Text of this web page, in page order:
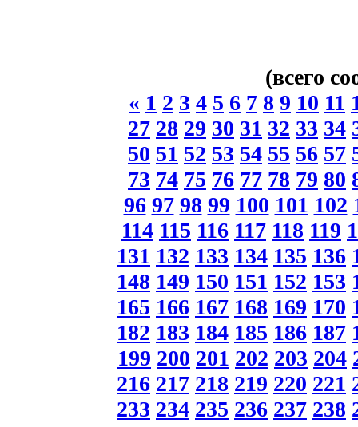
(всего
« 1 2 3 4 5 6 7 8 9 10 11
27 28 29 30 31 32 33 34
50 51 52 53 54 55 56 57
73 74 75 76 77 78 79 80
96 97 98 99 100 101 102
114 115 116 117 118 119
131 132 133 134 135 136
148 149 150 151 152 153
165 166 167 168 169 170
182 183 184 185 186 187
199 200 201 202 203 204
216 217 218 219 220 221
233 234 235 236 237 238